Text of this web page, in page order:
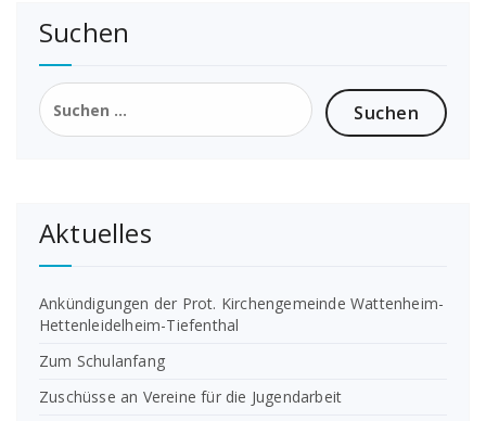
Suchen
Suchen
nach:
Aktuelles
Ankündigungen der Prot. Kirchengemeinde Wattenheim-
Hettenleidelheim-Tiefenthal
Zum Schulanfang
Zuschüsse an Vereine für die Jugendarbeit